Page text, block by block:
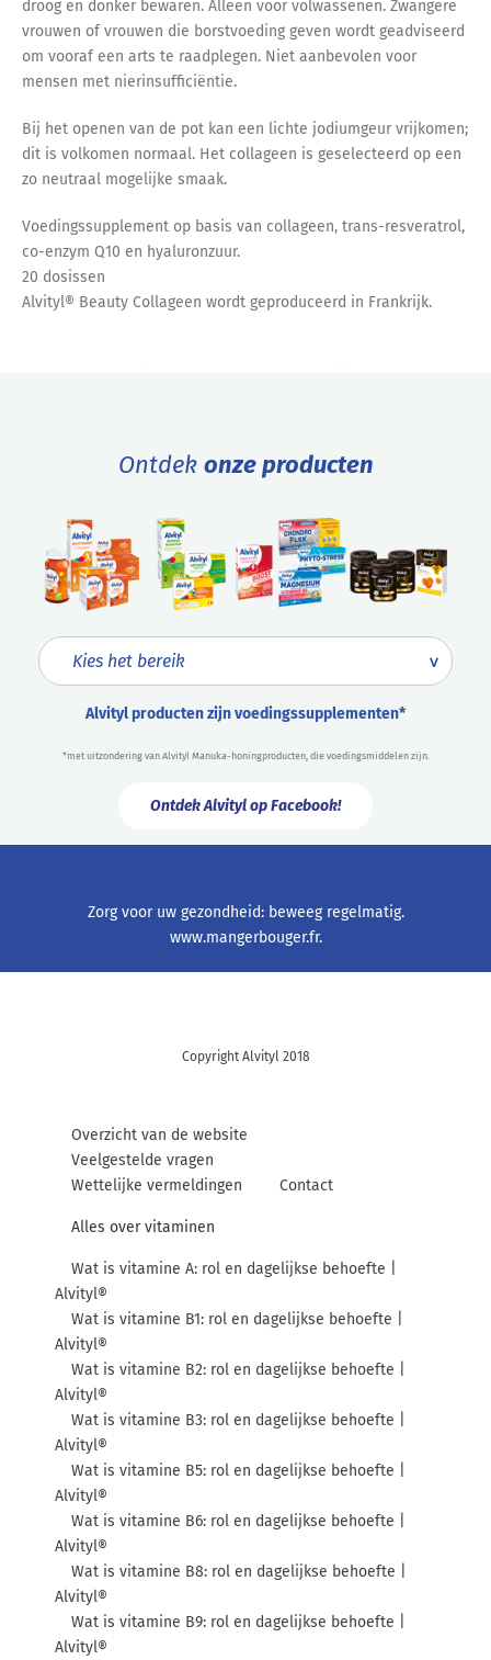
droog en donker bewaren. Alleen voor volwassenen. Zwangere
vrouwen of vrouwen die borstvoeding geven wordt geadviseerd
om vooraf een arts te raadplegen. Niet aanbevolen voor
mensen met nierinsufficiëntie.
Bij het openen van de pot kan een lichte jodiumgeur vrijkomen;
dit is volkomen normaal. Het collageen is geselecteerd op een
zo neutraal mogelijke smaak.
Voedingssupplement op basis van collageen, trans-resveratrol,
co-enzym Q10 en hyaluronzuur.
20 dosissen
Alvityl® Beauty Collageen wordt geproduceerd in Frankrijk.
Ontdek onze producten
Alvityl producten zijn voedingssupplementen*
*met uitzondering van Alvityl Manuka-honingproducten, die voedingsmiddelen zijn.
Ontdek Alvityl op Facebook!
Zorg voor uw gezondheid: beweeg regelmatig.
www.mangerbouger.fr.
Copyright Alvityl 2018
Overzicht van de website
Veelgestelde vragen
Wettelijke vermeldingen
Contact
Alles over vitaminen
Wat is vitamine A: rol en dagelijkse behoefte |
Alvityl®
Wat is vitamine B1: rol en dagelijkse behoefte |
Alvityl®
Wat is vitamine B2: rol en dagelijkse behoefte |
Alvityl®
Wat is vitamine B3: rol en dagelijkse behoefte |
Alvityl®
Wat is vitamine B5: rol en dagelijkse behoefte |
Alvityl®
Wat is vitamine B6: rol en dagelijkse behoefte |
Alvityl®
Wat is vitamine B8: rol en dagelijkse behoefte |
Alvityl®
Wat is vitamine B9: rol en dagelijkse behoefte |
Alvityl®